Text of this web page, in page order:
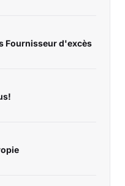
Fournisseur d'excès